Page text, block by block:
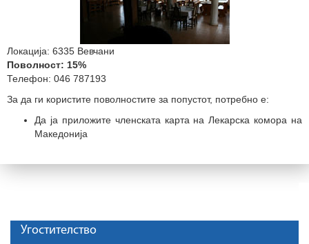
Локација: 6335 Вевчани
Поволност: 15%
Телефон: 046 787193
За да ги користите поволностите за попустот, потребно е:
Да ја приложите членската карта на Лекарска комора на
Македонија
Угостителство